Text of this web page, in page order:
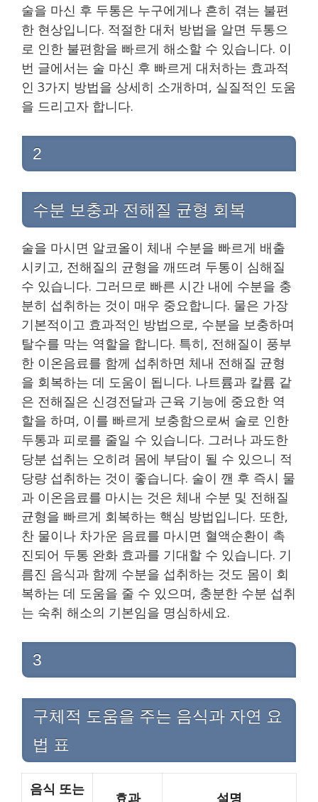
술을 마신 후 두통은 누구에게나 흔히 겪는 불편
한 현상입니다. 적절한 대처 방법을 알면 두통으
로 인한 불편함을 빠르게 해소할 수 있습니다. 이
번 글에서는 술 마신 후 빠르게 대처하는 효과적
인 3가지 방법을 상세히 소개하며, 실질적인 도움
을 드리고자 합니다.
2
수분 보충과 전해질 균형 회복
술을 마시면 알코올이 체내 수분을 빠르게 배출
시키고, 전해질의 균형을 깨뜨려 두통이 심해질
수 있습니다. 그러므로 빠른 시간 내에 수분을 충
분히 섭취하는 것이 매우 중요합니다. 물은 가장
기본적이고 효과적인 방법으로, 수분을 보충하며
탈수를 막는 역할을 합니다. 특히, 전해질이 풍부
한 이온음료를 함께 섭취하면 체내 전해질 균형
을 회복하는 데 도움이 됩니다. 나트륨과 칼륨 같
은 전해질은 신경전달과 근육 기능에 중요한 역
할을 하며, 이를 빠르게 보충함으로써 술로 인한
두통과 피로를 줄일 수 있습니다. 그러나 과도한
당분 섭취는 오히려 몸에 부담이 될 수 있으니 적
당량 섭취하는 것이 좋습니다. 술이 깬 후 즉시 물
과 이온음료를 마시는 것은 체내 수분 및 전해질
균형을 빠르게 회복하는 핵심 방법입니다. 또한,
찬 물이나 차가운 음료를 마시면 혈액순환이 촉
진되어 두통 완화 효과를 기대할 수 있습니다. 기
름진 음식과 함께 수분을 섭취하는 것도 몸이 회
복하는 데 도움을 줄 수 있으며, 충분한 수분 섭취
는 숙취 해소의 기본임을 명심하세요.
3
구체적 도움을 주는 음식과 자연 요
법 표
음식 또는
효과 설명